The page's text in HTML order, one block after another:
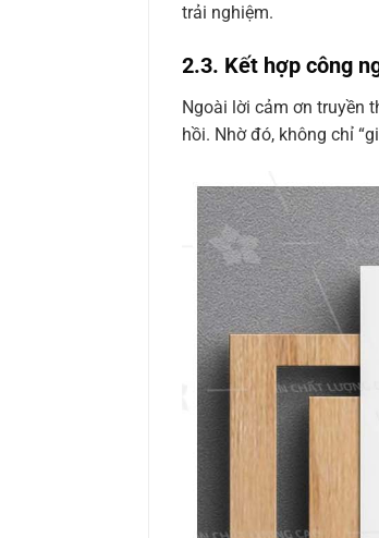
trải nghiệm.
2.3. Kết hợp công
Ngoài lời cảm ơn truyền
hồi. Nhờ đó, không chỉ